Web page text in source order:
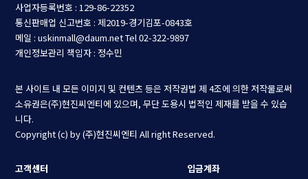
사업자등록번호 : 129-86-22352
통신판매업 신고번호 : 제2019-경기김포-0843호
메일 : uskinmall@daum.netTel 02-322-9897
개인정보관리 책임자 : 정수민
본 사이트 내 모든 이미지 및 컨텐츠 등은 저작권법 제 4조에 의한 저작물로써
소유권은(주)현진씨엔티에 있으며, 무단 도용시 법적인 제재를 받을 수 있습
니다.
Copyright (c) by (주)현진씨엔티 All right Reserved.
고객센터
입금계좌